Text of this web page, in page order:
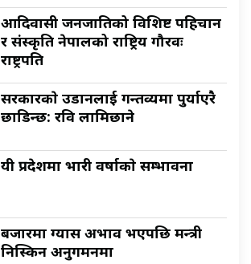
आदिवासी जनजातिको विशिष्ट पहिचान
र संस्कृति नेपालको राष्ट्रिय गौरवः
राष्ट्रपति
सरकारकाे उडानलाई गन्तव्यमा पुर्याएरै
छाडिन्छ: रवि लामिछाने
यी प्रदेशमा भारी वर्षाकाे सम्भावना
बजारमा ग्यास अभाव भएपछि मन्त्री
निस्किन अनुगमनमा